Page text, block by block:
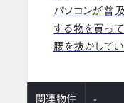
パソコンが普
する物を買っ
腰を抜かして
関連物件 -